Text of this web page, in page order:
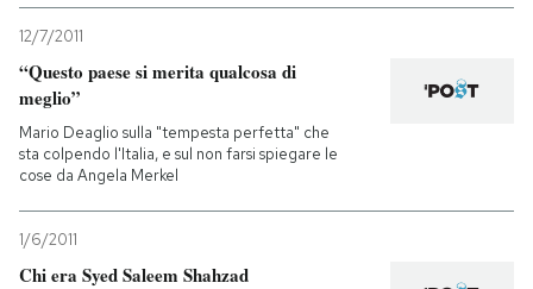
12/7/2011
“Questo paese si merita qualcosa di
meglio”
Mario Deaglio sulla "tempesta perfetta" che
sta colpendo l'Italia, e sul non farsi spiegare le
cose da Angela Merkel
1/6/2011
Chi era Syed Saleem Shahzad